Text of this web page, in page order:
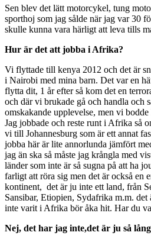
Sen blev det lätt motorcykel, tung
sporthoj som jag sålde när jag var 30
skulle kunna vara härligt att leva tills
Hur är det att jobba i Afrika?
Vi flyttade till kenya 2012 och det är
i Nairobi med mina barn. Det var en
flytta dit, 1 år efter så kom det en
och där vi brukade gå och handla och
omskakande upplevelse, men vi
Jag jobbade och reste runt i Afrika så
vi till Johannesburg som är ett annat
jobba här är lite annorlunda jämfört
jag än ska så måste jag krångla med
länder som inte är så sugna på att ha
farligt att röra sig men det är också en
kontinent, det är ju inte ett land, från
Sansibar, Etiopien, Sydafrika m.m.
inte varit i Afrika bör åka hit. Har du
Nej, det har jag inte,det är ju så